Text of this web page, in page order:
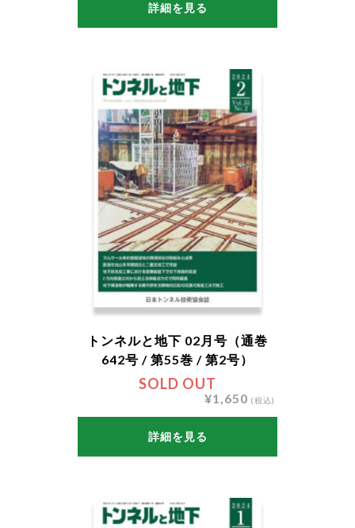
詳細を見る
SOLD OUT
トンネルと地下 02月号（通巻
642号 / 第55巻 / 第2号）
¥1,650 (税込)
詳細を見る